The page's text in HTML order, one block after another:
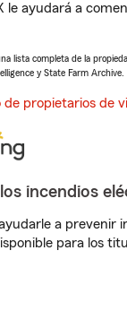
ayudará a
lista completa de la
y State Farm Archive.
propietarios de
incendios
a prevenir
para los